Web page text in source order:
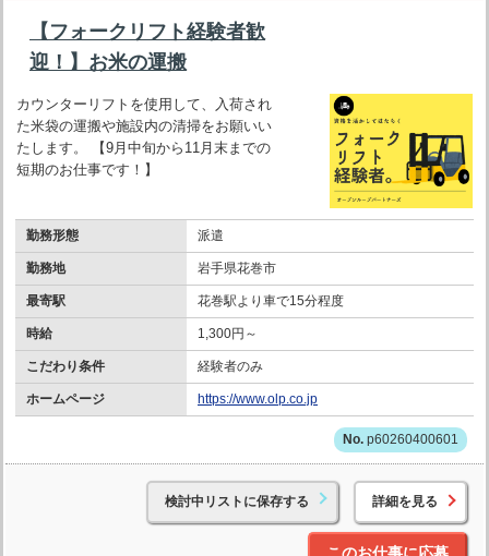
【フォークリフト経験者歓
迎！】お米の運搬
カウンターリフトを使用して、入荷され
た米袋の運搬や施設内の清掃をお願いい
たします。 【9月中旬から11月末までの
短期のお仕事です！】
勤務形態 派遣
勤務地 岩手県花巻市
最寄駅 花巻駅より車で15分程度
時給 1,300円～
こだわり条件 経験者のみ
ホームページ https://www.olp.co.jp
p60260400601
検討中リストに保存する 詳細を見る